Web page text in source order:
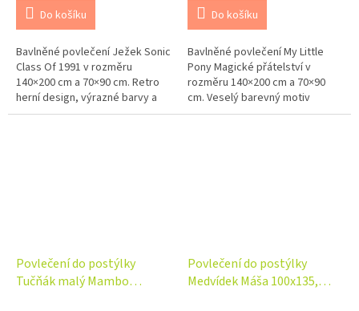
Do košíku
Bavlněné povlečení Ježek Sonic
Class Of 1991 v rozměru
140×200 cm a 70×90 cm. Retro
herní design, výrazné barvy a
zapínání na zip pro stylový a
Do košíku
Bavlněné povlečení My Little
Pony Magické přátelství v
rozměru 140×200 cm a 70×90
cm. Veselý barevný motiv
poníků, příjemný materiál a
Povlečení do postýlky
Tučňák malý Mambo
Povlečení do postýlky
Medvídek Máša 100x135,